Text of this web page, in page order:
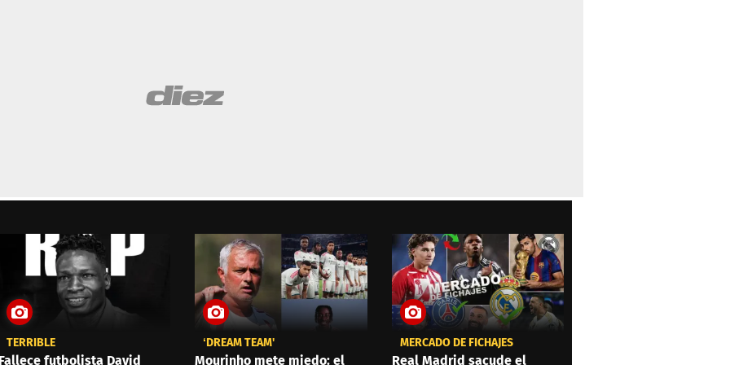
TERRIBLE
Fallece futbolista David
‘DREAM TEAM'
Mourinho mete miedo: el
MERCADO DE FICHAJES
Real Madrid sacude el